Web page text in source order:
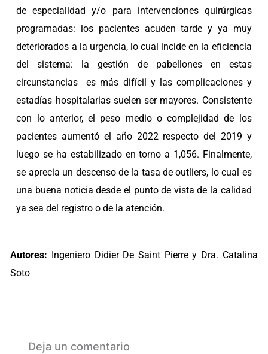
de especialidad y/o para intervenciones quirúrgicas
programadas: los pacientes acuden tarde y ya muy
deteriorados a la urgencia, lo cual incide en la eficiencia
del sistema: la gestión de pabellones en estas
circunstancias es más difícil y las complicaciones y
estadías hospitalarias suelen ser mayores. Consistente
con lo anterior, el peso medio o complejidad de los
pacientes aumentó el año 2022 respecto del 2019 y
luego se ha estabilizado en torno a 1,056. Finalmente,
se aprecia un descenso de la tasa de outliers, lo cual es
una buena noticia desde el punto de vista de la calidad
ya sea del registro o de la atención.
Autores: Ingeniero Didier De Saint Pierre y Dra. Catalina
Soto
Deja un comentario